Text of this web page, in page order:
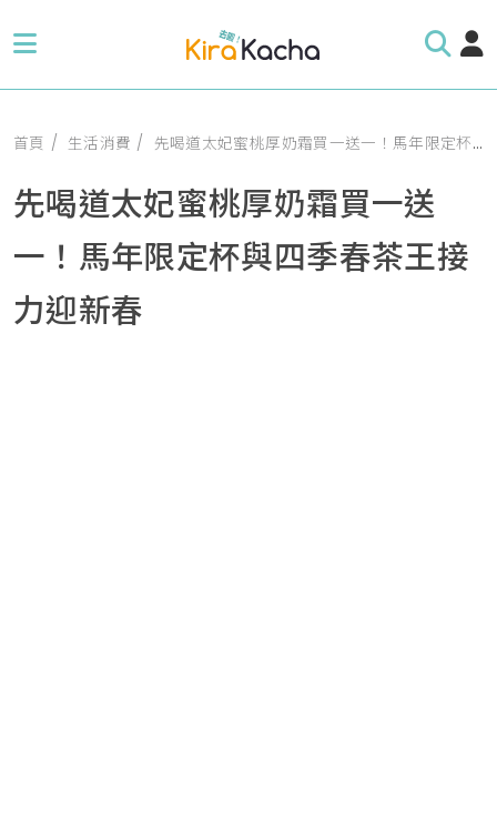
首頁 生活消費 先喝道太妃蜜桃厚奶霜買一送一！馬年限定杯與四季春茶王接力迎新春
先喝道太妃蜜桃厚奶霜買一送
一！馬年限定杯與四季春茶王接
力迎新春